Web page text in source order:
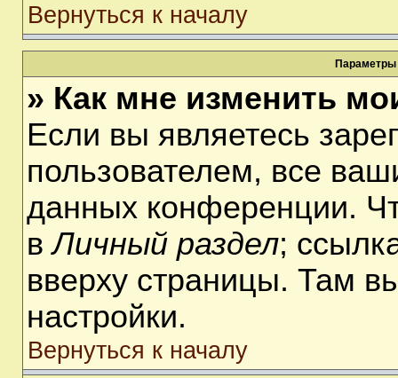
Вернуться к началу
Параметры
» Как мне изменить
Если вы являетесь
пользователем, все
данных конференции.
вЛичный раздел;
вверху страницы. Там
настройки.
Вернуться к началу